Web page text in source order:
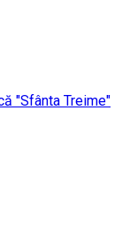
"Sfânta Treime"